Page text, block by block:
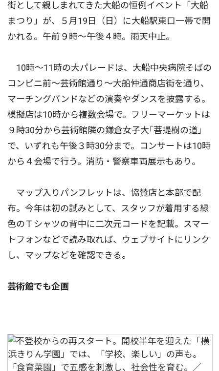
街として親しまれてきた大船の恒例イベント「大船
まつり」が、５月19日（日）に大船駅東口一帯で開
かれる。午前９時〜午後４時。雨天中止。
10時〜11時の大パレードは、大船中央病院そばの
コンビニ前〜芸術館通り〜大船仲通商店街を通り、
マーチングバンドなどの演奏やダンスを披露する。
模擬店は10時から複数会場で。フリーマーケットは
９時30分から芸術館隣の鎌倉女子大｢菩提樹の道｣
で、いずれも午後３時30分まで。コンサートは10時
から４会場で行う。消防・警察車両展示もあり。
マップ入りパンフレットは、協賛店と本部で配
布。今年は初の試みとして、スタッフが着用する緑
色のＴシャツの背中に二次元コードを記載。スマー
トフォンなどで読み取れば、ウェブサイトにリンク
し、マップなどを確認できる。
芸術館でも企画